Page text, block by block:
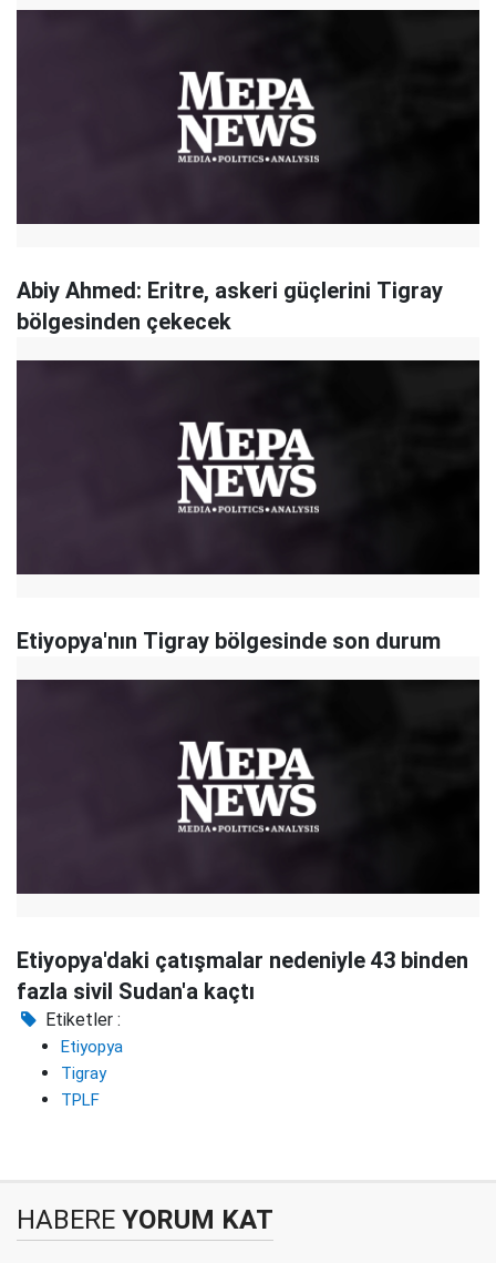
Abiy Ahmed: Eritre, askeri güçlerini Tigray
bölgesinden çekecek
Etiyopya'nın Tigray bölgesinde son durum
Etiyopya'daki çatışmalar nedeniyle 43 binden
fazla sivil Sudan'a kaçtı
Etiketler :
Etiyopya
Tigray
TPLF
HABERE YORUM KAT